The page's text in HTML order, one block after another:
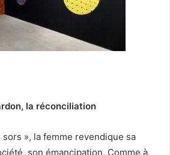
la réconciliation
», la femme revendique sa
son émancipation. Comme à